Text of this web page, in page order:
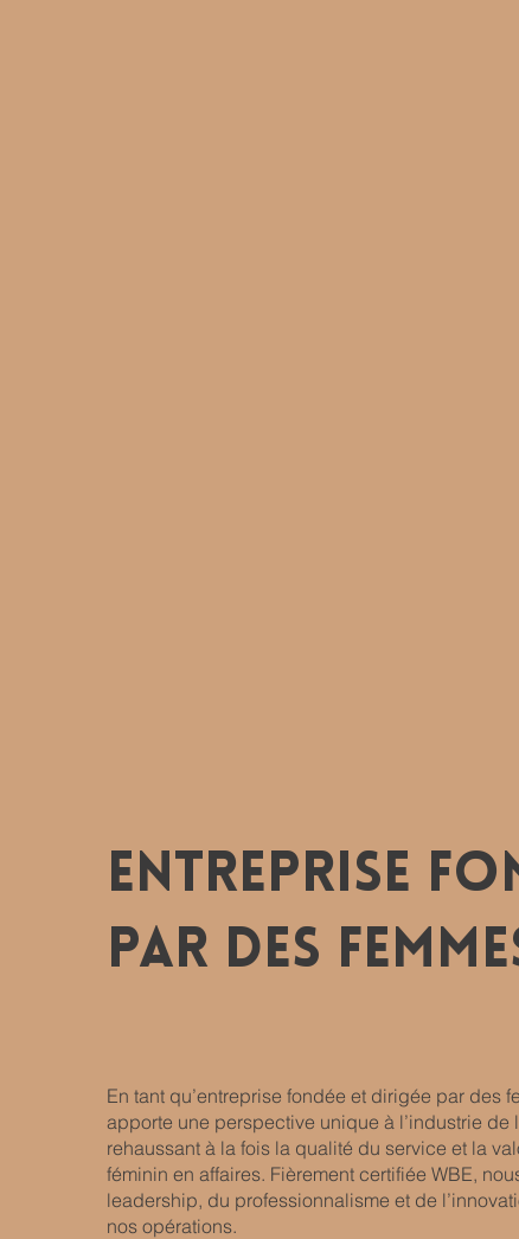
Entreprise
par des
En tant qu’entreprise fondée et dirigée par des
apporte une perspective unique à l’industrie de
rehaussant à la fois la qualité du service et la
féminin en affaires. Fièrement certifiée WBE,
leadership, du professionnalisme et de
nos opérations.